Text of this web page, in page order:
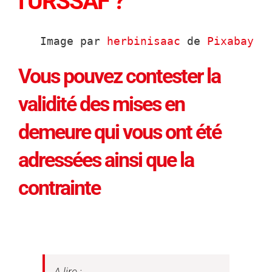
Image par herbinisaac de Pixabay
Vous pouvez contester la
validité des mises en
demeure qui vous ont été
adressées ainsi que la
contrainte